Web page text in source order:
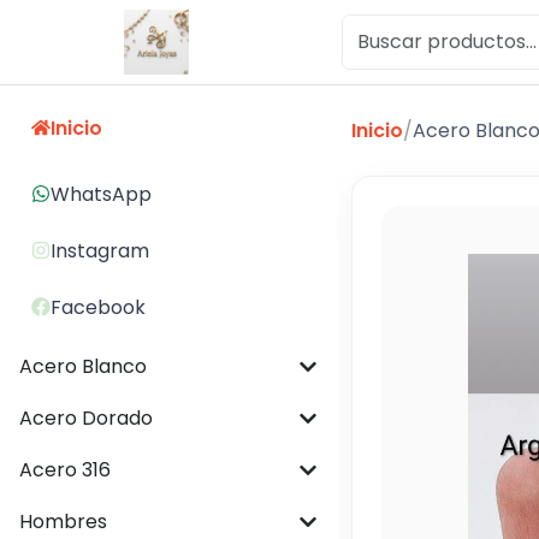
Inicio
WhatsApp
Instagram
Facebook
Acero Blanco
Acero Dorado
Acero 316
Hombres
Inicio/Acero Blanco